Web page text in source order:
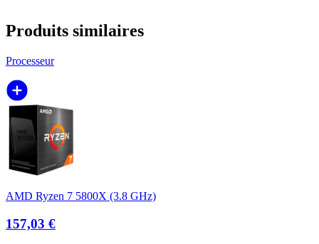
Produits similaires
Processeur
AMD Ryzen 7 5800X (3.8 GHz)
157,03 €